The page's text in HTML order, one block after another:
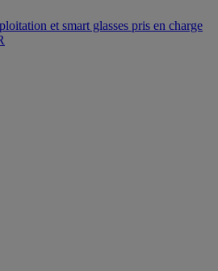
et smart glasses pris en charge